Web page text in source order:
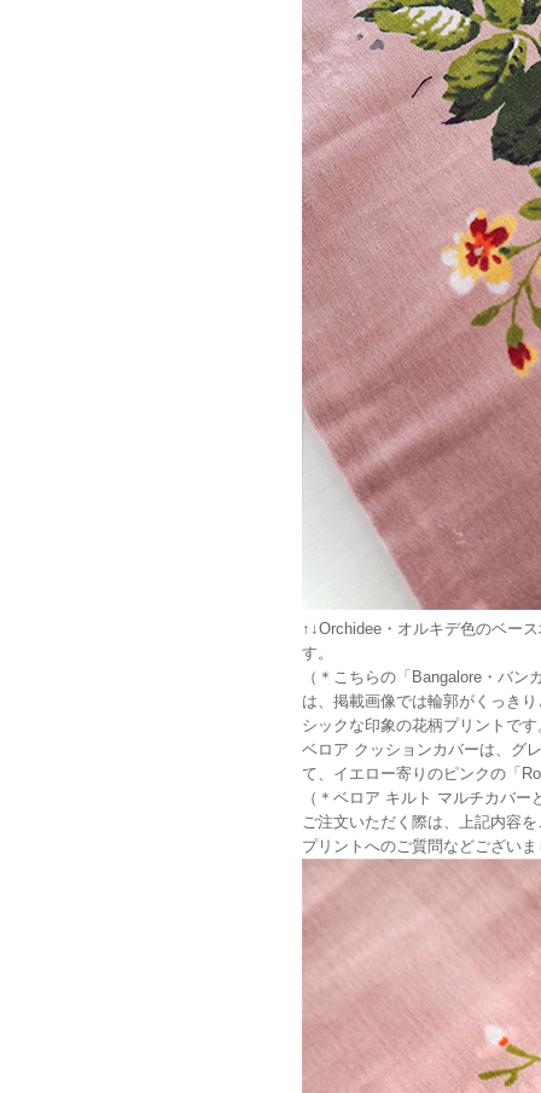
↑↓Orchidee・オルキデ色のベー
す。
（＊こちらの「Bangalore・バ
は、掲載画像では輪郭がくっき
シックな印象の花柄プリントです
ベロア クッションカバーは、グ
て、イエロー寄りのピンクの「
（＊ベロア キルト マルチカバ
ご注文いただく際は、上記内容
プリントへのご質問などござい